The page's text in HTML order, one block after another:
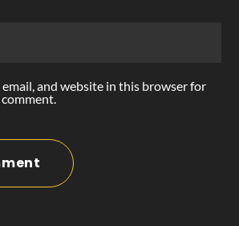
email, and website in this browser for